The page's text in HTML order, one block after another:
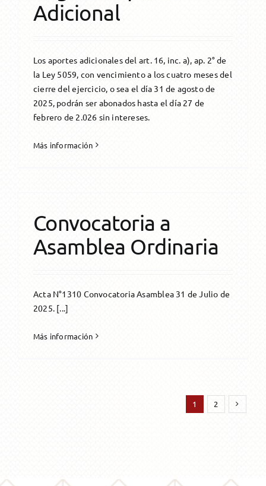
Adicional
Los aportes adicionales del art. 16, inc. a), ap. 2° de
la Ley 5059, con vencimiento a los cuatro meses del
cierre del ejercicio, o sea el día 31 de agosto de
2025, podrán ser abonados hasta el día 27 de
febrero de 2.026 sin intereses.
Más información
Convocatoria a
Asamblea Ordinaria
Acta N°1310 Convocatoria Asamblea 31 de Julio de
2025. [...]
Más información
1 2